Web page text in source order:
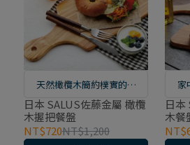
天然橄欖木簡約樸實的質
感，木紋獨一無二
日本 SALUS佐藤金屬 橄欖
木握把餐盤
NT$720NT$1,200
家
日本
木餐